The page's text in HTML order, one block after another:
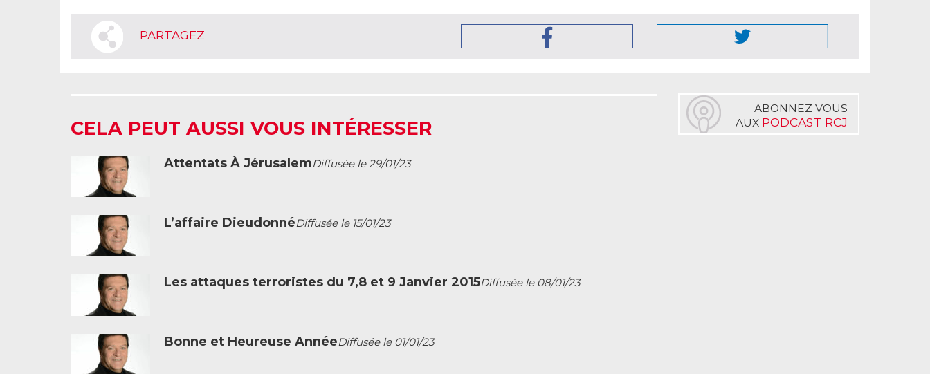
PARTAGEZ
CELA PEUT AUSSI VOUS INTÉRESSER
Attentats À JérusalemDiffusée le 29/01/23
L’affaire DieudonnéDiffusée le 15/01/23
Les attaques terroristes du 7,8 et 9 Janvier 2015Diffusée le 08/01/23
Bonne et Heureuse AnnéeDiffusée le 01/01/23
ABONNEZ VOUS
AUX PODCAST RCJ